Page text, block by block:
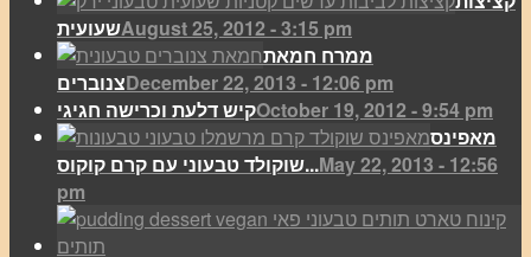
שעועיתAugust 25, 2012 - 3:15 pm
ממרח חמאת
צנובריםDecember 22, 2013 - 12:06 pm
קיש דלעת וכרישה חגיגיOctober 19, 2012 - 9:54 pm
מאפינס
שוקולד טבעוני עם קרם קוקוס...May 22, 2013 - 12:56
pm